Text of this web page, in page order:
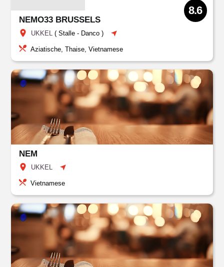
NEMO33 BRUSSELS
UKKEL (Stalle - Danco )
8.6
Aziatische, Thaise, Vietnamese
NEM
UKKEL
Vietnamese